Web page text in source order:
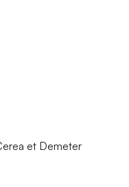
et Demeter